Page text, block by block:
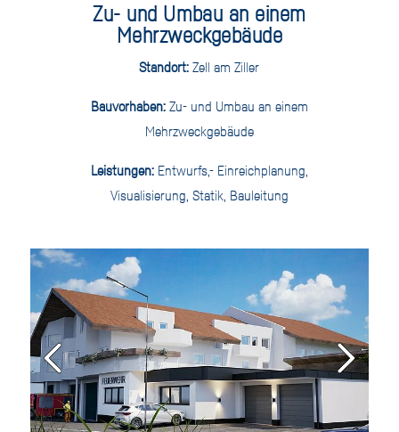
Zu- und Umbau an einem
Mehrzweckgebäude
Standort:Zell am Ziller
Bauvorhaben: Zu- und Umbau an einem
Mehrzweckgebäude
Leistungen: Entwurfs,- Einreichplanung,
Visualisierung, Statik, Bauleitung